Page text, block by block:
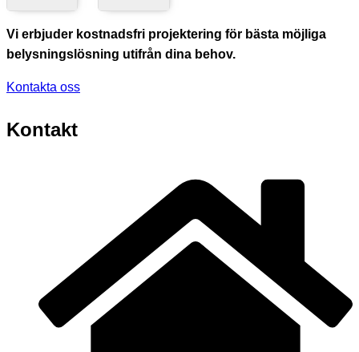
Vi erbjuder kostnadsfri projektering för bästa möjliga
belysningslösning utifrån dina behov.
Kontakta oss
Kontakt